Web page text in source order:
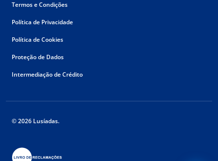
Termos e Condições
Política de Privacidade
Política de Cookies
Proteção de Dados
Intermediação de Crédito
© 2026 Lusíadas.